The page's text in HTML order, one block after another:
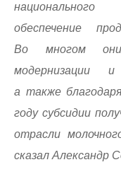
национального
обеспечение
Во многом
модернизации и
а также
году субсидии
отрасли
сказал Александр